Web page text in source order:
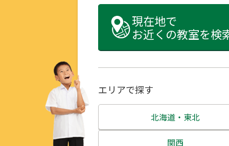
現在地で
お近くの教室を検
エリアで探す
北海道・東北
北海道
関西